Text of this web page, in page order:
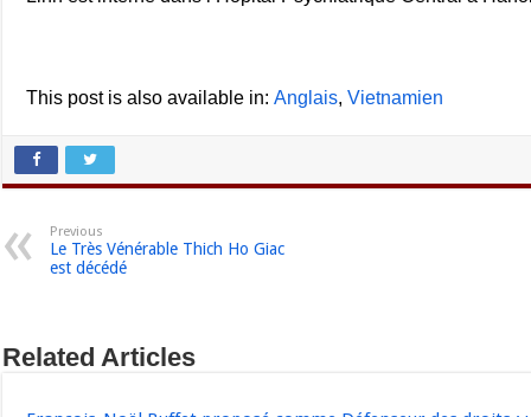
This post is also available in:Anglais Vietnamien
Previous
Le Très Vénérable Thich Ho Giac
est décédé
Related Articles